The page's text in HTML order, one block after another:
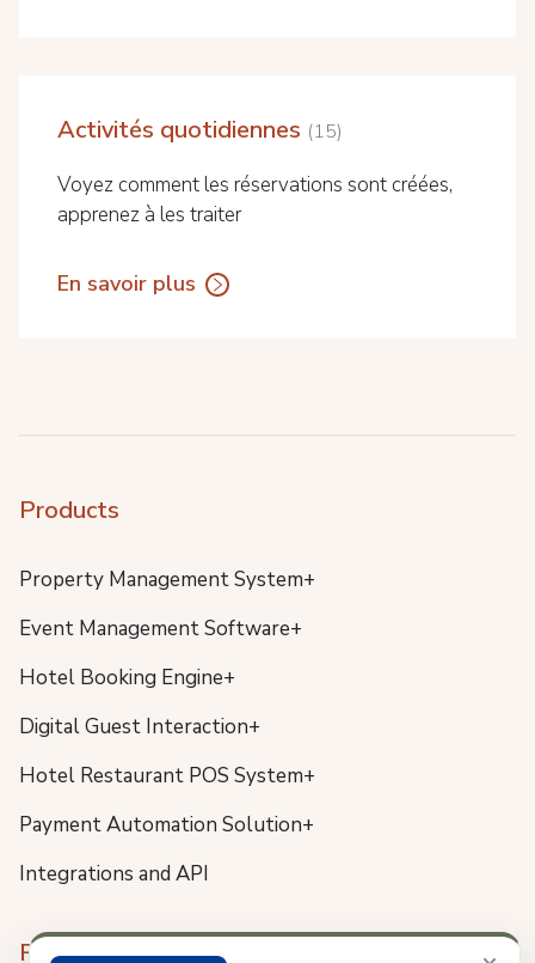
Activités quotidiennes 15
Voyez comment les réservations sont créées,
apprenez à les traiter
En savoir plus
Products
Property Management System+
Event Management Software+
Hotel Booking Engine+
Digital Guest Interaction+
Hotel Restaurant POS System+
Payment Automation Solution+
Integrations and API
Resources